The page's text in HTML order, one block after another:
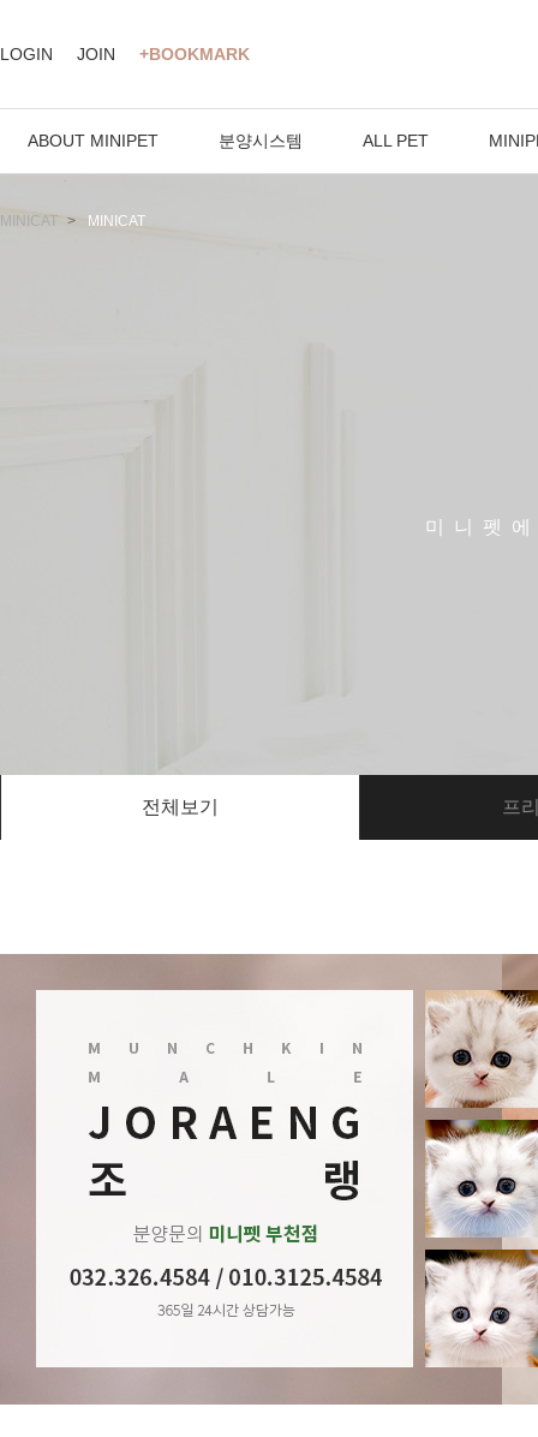
LOGIN JOIN +BOOKMARK
ABOUT MINIPET 분양시스템 ALL PET
미니펫
MINICAT MINICAT
전체보기 프